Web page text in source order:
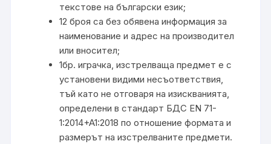
текстове на български език;
12 броя са без обявена информация за
наименование и адрес на производител
или вносител;
1бр. играчка, изстрелваща предмет е с
установени видими несъответствия,
тъй като не отговаря на изискванията,
определени в стандарт БДС EN 71-
1:2014+A1:2018 по отношение формата и
размерът на изстрелваните предмети.